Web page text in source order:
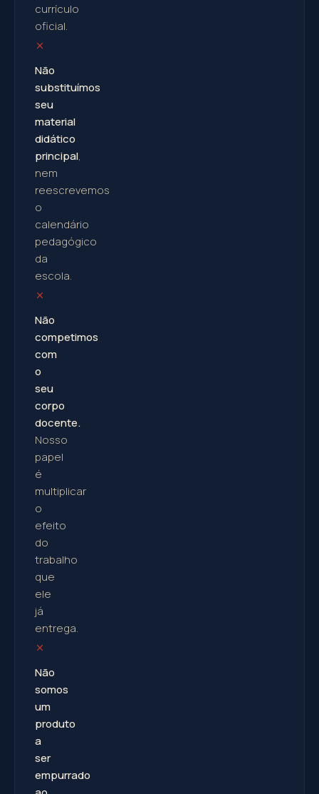
currículo
oficial.
Não
substituímos
seu
material
didático
principal,
nem
reescrevemos
o
calendário
pedagógico
da
escola.
Não
competimos
com
o
seu
corpo
docente.
Nosso
papel
é
multiplicar
o
efeito
do
trabalho
que
ele
já
entrega.
Não
somos
um
produto
a
ser
empurrado